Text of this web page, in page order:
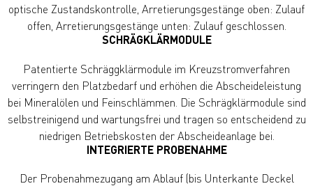
optische Zustandskontrolle, Arretierungsgestänge oben: Zulauf
offen, Arretierungsgestänge unten: Zulauf geschlossen.
SCHRÄGKLÄRMODULE
Patentierte Schräggklärmodule im Kreuzstromverfahren
verringern den Platzbedarf und erhöhen die Abscheideleistung
bei Mineralölen und Feinschlämmen. Die Schrägklärmodule sind
selbstreinigend und wartungsfrei und tragen so entscheidend zu
niedrigen Betriebskosten der Abscheideanlage bei.
INTEGRIERTE PROBENAHME
Der Probenahmezugang am Ablauf (bis Unterkante Deckel